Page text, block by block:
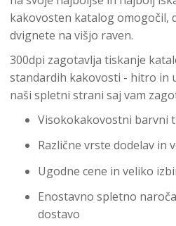
kakovosten katalog omogočil,
dvignete na višjo raven.
300dpi zagotavlja tiskanje
standardih kakovosti - hitro in
naši spletni strani saj vam
Visokokakovostni barvni
Različne vrste dodelav in
Ugodne cene in veliko
Enostavno spletno
dostavo